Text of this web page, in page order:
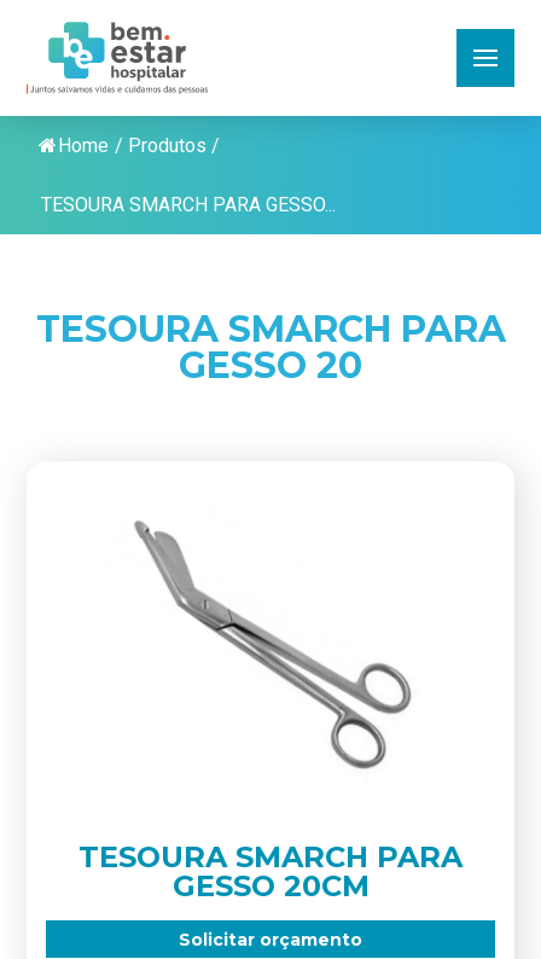
Home / Produtos /
TESOURA SMARCH PARA GESSO...
TESOURA SMARCH PARA
GESSO 20
TESOURA SMARCH PARA
GESSO 20CM
Solicitar orçamento